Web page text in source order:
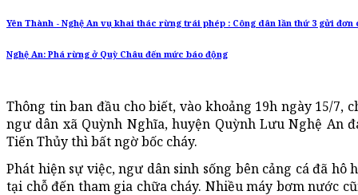
Yên Thành - Nghệ An vụ khai thác rừng trái phép : Công dân lần thứ 3 gửi đơn
Nghệ An: Phá rừng ở Quỳ Châu đến mức báo động
Thông tin ban đầu cho biết, vào khoảng 19h ngày 15/7,
ngư dân xã Quỳnh Nghĩa, huyện Quỳnh Lưu Nghệ An
Tiến Thủy thì bất ngờ bốc cháy.
Phát hiện sự việc, ngư dân sinh sống bên cảng cá đã
tại chỗ đến tham gia chữa cháy. Nhiều máy bơm nước